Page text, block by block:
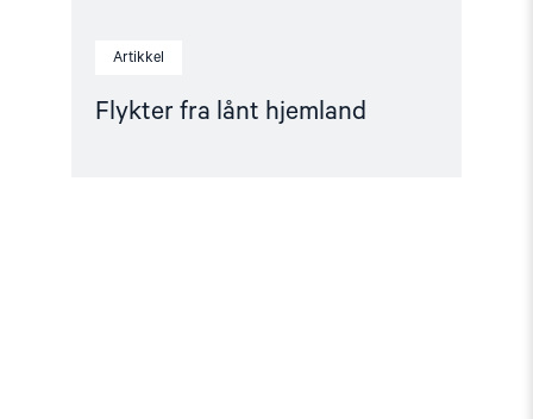
Artikkel
Flykter fra lånt hjemland